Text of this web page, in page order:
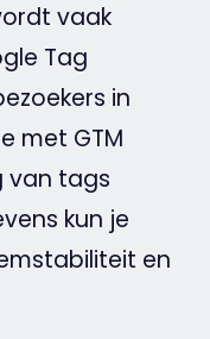
vaak
Tag
in
met GTM
van tags
kun je
en